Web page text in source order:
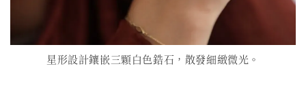
星形設計鑲嵌三顆白色鋯石，散發細緻微光。